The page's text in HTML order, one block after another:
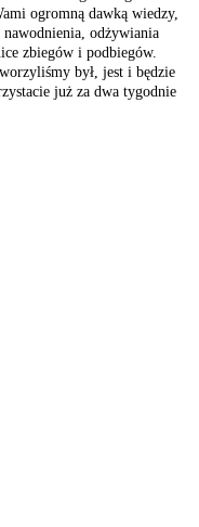
ogromną dawką wiedzy,
odżywiania
zbiegów i podbiegów.
był, jest i będzie
już za dwa tygodnie